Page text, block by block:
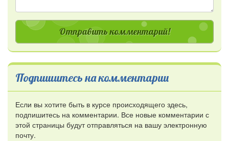
Отправить комментарий!
Подпишитесь на комментарии
Если вы хотите быть в курсе происходящего здесь,
подпишитесь на комментарии. Все новые комментарии с
этой страницы будут отправляться на вашу электронную
почту.